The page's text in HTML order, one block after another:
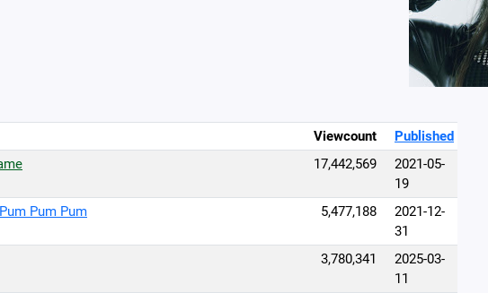
Viewcount
Published
17,442,569
2021-05-
19
Pum Pum 5,477,188
2021-12-
31
3,780,341
2025-03-
11